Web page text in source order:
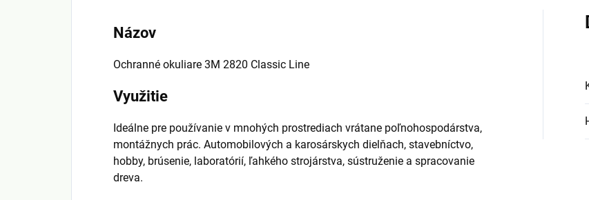
Názov
Ochranné okuliare 3M 2820 Classic Line
Využitie
Ideálne pre používanie v mnohých prostrediach vrátane poľnohospodárstva,
montážnych prác. Automobilových a karosárskych dielňach, stavebníctvo,
hobby, brúsenie, laboratórií, ľahkého strojárstva, sústruženie a spracovanie
dreva.